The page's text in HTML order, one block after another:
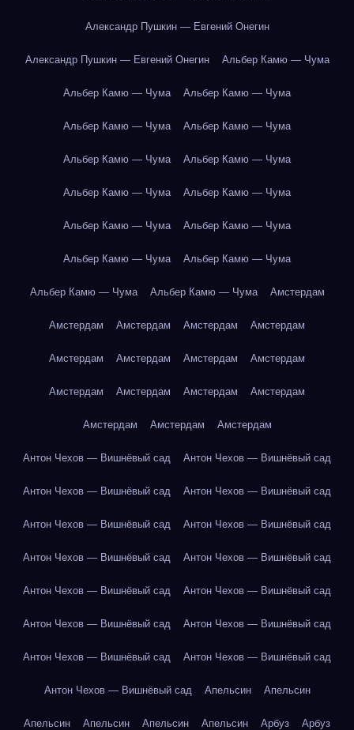
Александр Пушкин — Евгений Онегин
Александр Пушкин — Евгений Онегин Альбер Камю — Чума
Альбер Камю — Чума Альбер Камю — Чума
Альбер Камю — Чума Альбер Камю — Чума
Альбер Камю — Чума Альбер Камю — Чума
Альбер Камю — Чума Альбер Камю — Чума
Альбер Камю — Чума Альбер Камю — Чума
Альбер Камю — Чума Альбер Камю — Чума
Альбер Камю — Чума Альбер Камю — Чума Амстердам
Амстердам Амстердам Амстердам Амстердам
Амстердам Амстердам Амстердам Амстердам
Амстердам Амстердам Амстердам Амстердам
Амстердам Амстердам Амстердам
Антон Чехов — Вишнёвый сад Антон Чехов — Вишнёвый сад
Антон Чехов — Вишнёвый сад Антон Чехов — Вишнёвый сад
Антон Чехов — Вишнёвый сад Антон Чехов — Вишнёвый сад
Антон Чехов — Вишнёвый сад Антон Чехов — Вишнёвый сад
Антон Чехов — Вишнёвый сад Антон Чехов — Вишнёвый сад
Антон Чехов — Вишнёвый сад Антон Чехов — Вишнёвый сад
Антон Чехов — Вишнёвый сад Антон Чехов — Вишнёвый сад
Антон Чехов — Вишнёвый сад Апельсин Апельсин
Апельсин Апельсин Апельсин Апельсин Арбуз Арбуз